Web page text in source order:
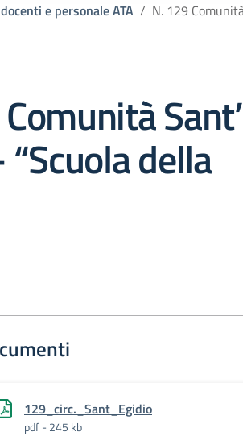
e personale ATA N. 129
Sant’
della
129_circ._Sant_Egidio
pdf - 245 kb